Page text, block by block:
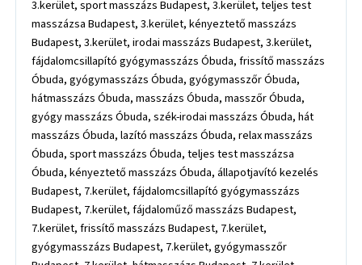
3.kerület, sport masszázs Budapest, 3.kerület, teljes test
masszázsa Budapest, 3.kerület, kényeztető masszázs
Budapest, 3.kerület, irodai masszázs Budapest, 3.kerület,
fájdalomcsillapító gyógymasszázs Óbuda, frissítő masszázs
Óbuda, gyógymasszázs Óbuda, gyógymasszőr Óbuda,
hátmasszázs Óbuda, masszázs Óbuda, masszőr Óbuda,
gyógy masszázs Óbuda, szék-irodai masszázs Óbuda, hát
masszázs Óbuda, lazító masszázs Óbuda, relax masszázs
Óbuda, sport masszázs Óbuda, teljes test masszázsa
Óbuda, kényeztető masszázs Óbuda, állapotjavító kezelés
Budapest, 7.kerület, fájdalomcsillapító gyógymasszázs
Budapest, 7.kerület, fájdaloműző masszázs Budapest,
7.kerület, frissítő masszázs Budapest, 7.kerület,
gyógymasszázs Budapest, 7.kerület, gyógymasszőr